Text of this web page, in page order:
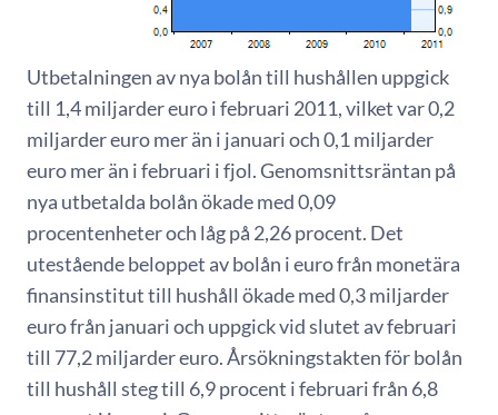
Utbetalningen av nya bolån till hushållen uppgick
till 1,4 miljarder euro i februari 2011, vilket var 0,2
miljarder euro mer än i januari och 0,1 miljarder
euro mer än i februari i fjol. Genomsnittsräntan på
nya utbetalda bolån ökade med 0,09
procentenheter och låg på 2,26 procent. Det
utestående beloppet av bolån i euro från monetära
finansinstitut till hushåll ökade med 0,3 miljarder
euro från januari och uppgick vid slutet av februari
till 77,2 miljarder euro. Årsökningstakten för bolån
till hushåll steg till 6,9 procent i februari från 6,8